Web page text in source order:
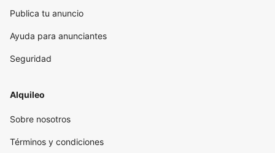
Publica tu anuncio
Ayuda para anunciantes
Seguridad
Alquileo
Sobre nosotros
Términos y condiciones